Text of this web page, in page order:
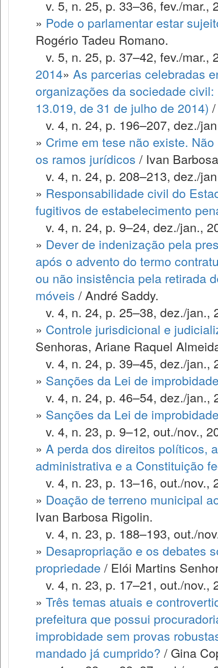
v. 5, n. 25, p. 33–36, fev./mar.,
» Pode o parlamentar estar
Rogério Tadeu Romano.
v. 5, n. 25, p. 37–42, fev./mar.,
2014» As parcerias celebradas
organizações da sociedade
13.019, de 31 de julho de 2014)
v. 4, n. 24, p. 196–207, dez./
» Crime em tese não existe.
os ramos jurídicos / Ivan
v. 4, n. 24, p. 208–213, dez./
» Responsabilidade civil do
fugitivos de estabelecimento
v. 4, n. 24, p. 9–24, dez./jan.,
» Dever de indenização pela
após o advento do termo
ou não insistência pela retirada
móveis / André Saddy.
v. 4, n. 24, p. 25–38, dez./jan.,
» Controle jurisdicional e
Senhoras, Ariane Raquel
v. 4, n. 24, p. 39–45, dez./jan.,
» Sanções da Lei de
v. 4, n. 24, p. 46–54, dez./jan.,
» Sanções da Lei de
v. 4, n. 23, p. 9–12, out./nov.,
» A perda dos direitos políticos,
administrativa e a Constituição
v. 4, n. 23, p. 13–16, out./nov.,
» Doação de terreno municipal
Ivan Barbosa Rigolin.
v. 4, n. 23, p. 188–193, out./
» Desapropriação e os debates
propriedade / Elói Martins
v. 4, n. 23, p. 17–21, out./nov.,
» Três temas atuais e
prefeitura que possui
improbidade sem provas
mandado já cumprido? / Gina